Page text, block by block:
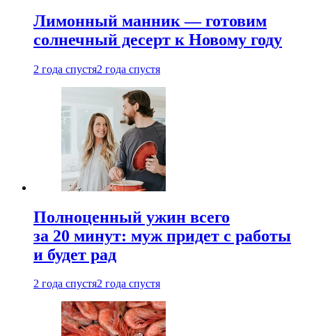
Лимонный манник — готовим
солнечный десерт к Новому году
2 года спустя2 года спустя
Полноценный ужин всего
за 20 минут: муж придет с работы
и будет рад
2 года спустя2 года спустя